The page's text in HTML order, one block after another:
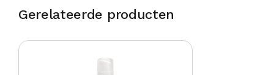
Gerelateerde producten